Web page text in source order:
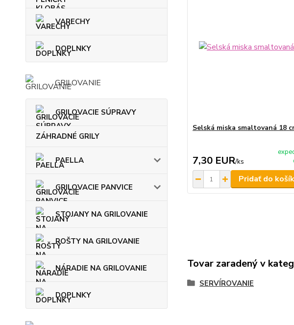
VARECHY
DOPLNKY
GRILOVANIE
GRILOVACIE SÚPRAVY
ZÁHRADNÉ GRILY
PAELLA
GRILOVACIE PANVICE
STOJANY NA GRILOVANIE
ROŠTY NA GRILOVANIE
NÁRADIE NA GRILOVANIE
DOPLNKY
Selská miska smaltovaná 18
7,30 EUR/ks
Pridať do
Tovar zaradený v
SERVÍROVANIE